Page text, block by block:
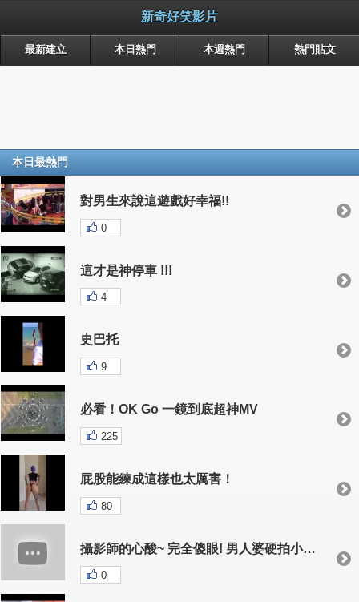
新奇好笑影片
最新建立 本日熱門 本週熱門 熱門貼文
本日最熱門
對男生來說這遊戲好幸福!!
0
這才是神停車 !!!
4
史巴托
9
必看！OK Go 一鏡到底超神MV
225
屁股能練成這樣也太厲害！
80
攝影師的心酸~ 完全傻眼! 男人婆硬拍小女人照
0